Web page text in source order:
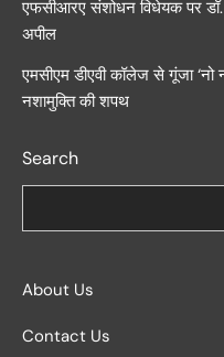
एफसीआरए संशोधन विधेयक पर
अपील
एमसीएम डीएवी कॉलेज से गूंजा ‘नो
नशामुक्ति की शपथ
Search
About Us
Contact Us